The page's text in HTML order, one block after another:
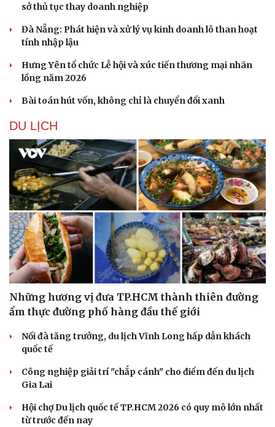
Dinh dưỡng - món ngon
Cây thuốc
Sản phụ khoa
Nhi khoa
Nam khoa
Làm đẹp - giảm cân
Phòng mạch online
Ăn sạch sống khỏe
Blog
Tình yêu - Gia đình
sở thủ tục thay doanh nghiệp
Đà Nẵng: Phát hiện và xử lý vụ kinh doanh lô than hoạt
tính nhập lậu
Hưng Yên tổ chức Lễ hội và xúc tiến thương mại nhãn
lồng năm 2026
Bài toán hút vốn, không chỉ là chuyển đổi xanh
DU LỊCH
Những hương vị đưa TP.HCM thành thiên đường
ẩm thực đường phố hàng đầu thế giới
Nối đà tăng trưởng, du lịch Vĩnh Long hấp dẫn khách
quốc tế
Công nghiệp giải trí "chắp cánh" cho điểm đến du lịch
Gia Lai
Hội chợ Du lịch quốc tế TP.HCM 2026 có quy mô lớn nhất
từ trước đến nay